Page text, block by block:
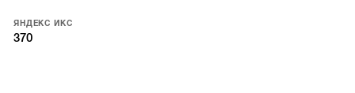
ЯНДЕКС ИКС
370